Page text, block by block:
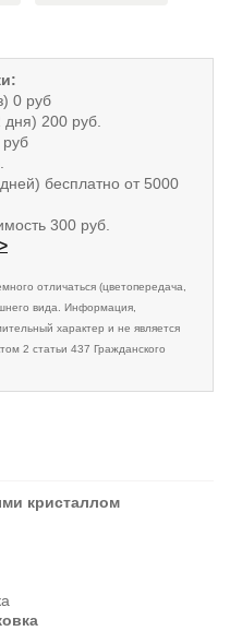
0 руб
дня) 200 руб.
бесплатно от 5000
300 руб.
отличаться (цветопередача,
вида. Информация,
характер и не является
2 статьи 437 Гражданского
кристаллом